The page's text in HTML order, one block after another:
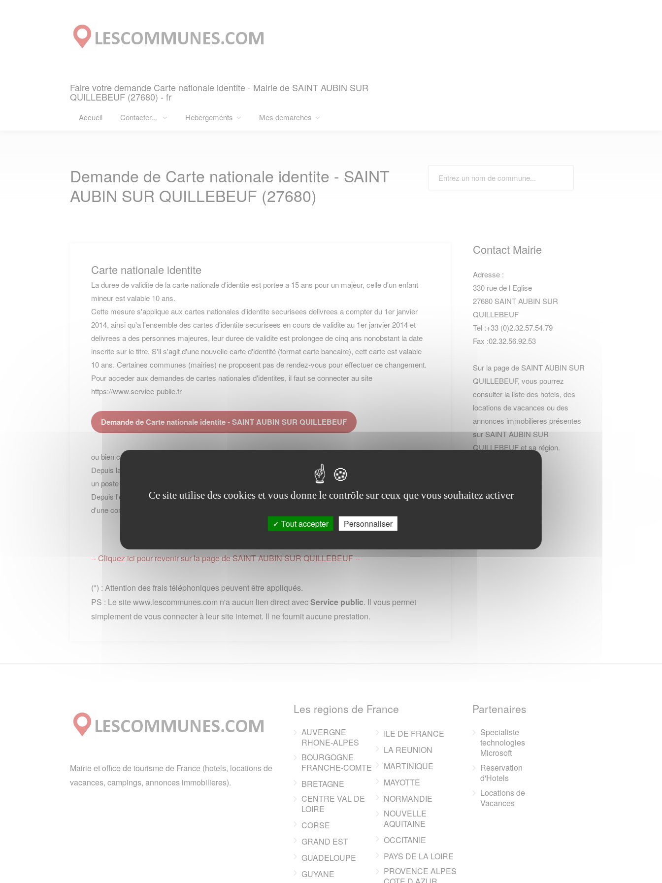
Faire votre demande Carte nationale identite - Mairie de SAINT AUBIN SUR
QUILLEBEUF (27680) - fr
Accueil Contacter... Hebergements Mes demarches
Demande de Carte nationale identite - SAINT
AUBIN SUR QUILLEBEUF (27680)
Carte nationale identite
La duree de validite de la carte nationale d'identite est portee a 15 ans pour un majeur, celle d'un enfant
mineur est valable 10 ans.
Cette mesure s'applique aux cartes nationales d'identite securisees delivrees a compter du 1er janvier
2014, ainsi qu'a l'ensemble des cartes d'identite securisees en cours de validite au 1er janvier 2014 et
delivrees a des personnes majeures, leur duree de validite est prolongee de cinq ans nonobstant la date
inscrite sur le titre. S'il s'agit d'une nouvelle carte d'identité (format carte bancaire), cett carte est valable
10 ans. Certaines communes (mairies) ne proposent pas de rendez-vous pour effectuer ce changement.
Pour acceder aux demandes de cartes nationales d'identites, il faut se connecter au site
https://www.service-public.fr
Demande de Carte nationale identite - SAINT AUBIN SUR QUILLEBEUF
ou bien contacter le service par telephone
Depuis la France : au 39 39 du lundi au vendredi de 8h30 a 19h (en France, 0,15 euros ttc/minute depuis
un poste fixe)
Depuis l'etranger ou hors metropole: +33 (0) 1 73 60 39 39 : uniquement depuis un poste fixe, au cout
d'une communication + cout de l'appel international variable selon les pays et les operateurs.
-- Cliquez ici pour revenir sur la page de SAINT AUBIN SUR QUILLEBEUF --
(*) : Attention des frais téléphoniques peuvent être appliqués.
PS : Le site www.lescommunes.com n'a aucun lien direct avecService public. Il vous permet
simplement de vous connecter à leur site internet. Il ne fournit aucune prestation.
Contact Mairie
Adresse :
330 rue de l Eglise
27680 SAINT AUBIN SUR
QUILLEBEUF
Tel :+33 (0)2.32.57.54.79
Fax :02.32.56.92.53
Sur la page de SAINT AUBIN SUR
QUILLEBEUF, vous pourrez
consulter la liste des hotels, des
locations de vacances ou des
annonces immobilieres présentes
sur SAINT AUBIN SUR
QUILLEBEUF et sa région.
Mairie et office de tourisme de France (hotels, locations de
vacances, campings, annonces immobilieres).
Les regions de France
AUVERGNE
RHONE-ALPES
BOURGOGNE
FRANCHE-COMTE
BRETAGNE
CENTRE VAL DE
LOIRE
CORSE
GRAND EST
GUADELOUPE
GUYANE
ILE DE FRANCE
LA REUNION
MARTINIQUE
MAYOTTE
NORMANDIE
NOUVELLE
AQUITAINE
OCCITANIE
PAYS DE LA LOIRE
PROVENCE ALPES
Partenaires
Specialiste
technologies
Microsoft
Reservation
d'Hotels
Locations de
Vacances
Ce site utilise des cookies et vous donne le contrôle sur ceux que vous souhaitez activer
Tout accepter Personnaliser